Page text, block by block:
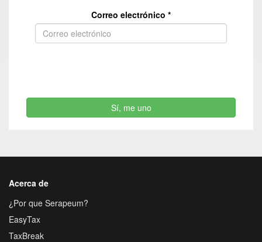
Correo electrónico *
Sí, me uno
Acerca de
¿Por que Serapeum?
EasyTax
TaxBreak